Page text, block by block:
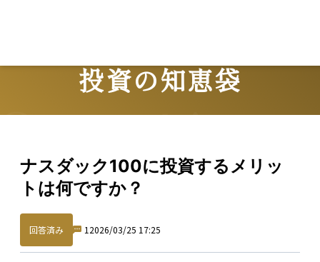
投資の知恵袋
ナスダック100に投資するメリッ
トは何ですか？
回答済み 1 2026/03/25 17:25